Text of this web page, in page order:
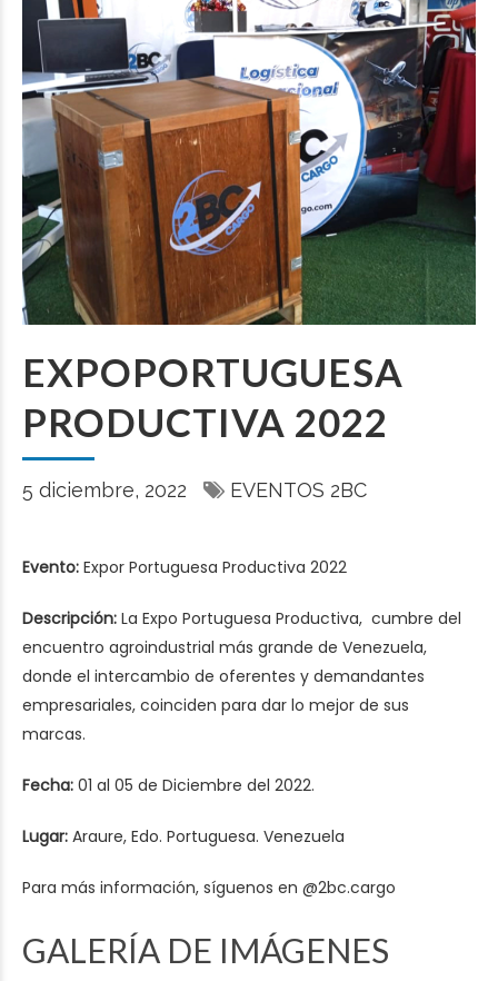
EXPOPORTUGUESA
PRODUCTIVA 2022
5 diciembre, 2022 EVENTOS 2BC
Evento: Expor Portuguesa Productiva 2022
Descripción: La Expo Portuguesa Productiva, cumbre del
encuentro agroindustrial más grande de Venezuela,
donde el intercambio de oferentes y demandantes
empresariales, coinciden para dar lo mejor de sus
marcas.
Fecha: 01 al 05 de Diciembre del 2022.
Lugar: Araure, Edo. Portuguesa. Venezuela
Para más información, síguenos en @2bc.cargo
GALERÍA DE IMÁGENES